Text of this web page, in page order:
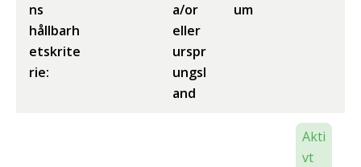
ns
hållbarh
etskrite
rie:
a/or
eller
urspr
ungsl
and
um
Akti
vt